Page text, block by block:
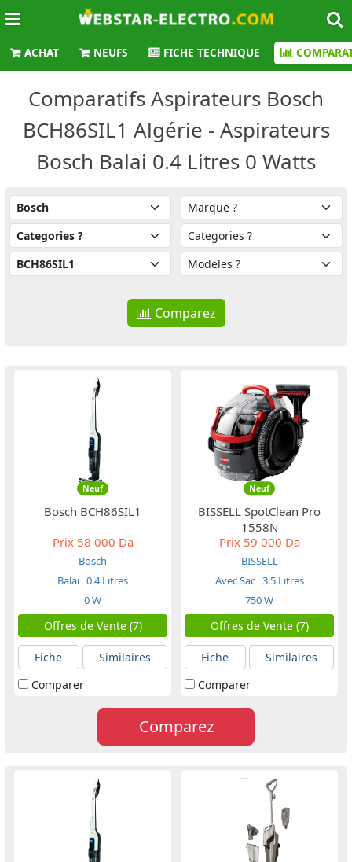
ACHAT NEUFS FICHE TECHNIQUE
Comparatifs Aspirateurs Bosch
BCH86SIL1 Algérie - Aspirateurs
Bosch Balai 0.4 Litres 0 Watts
Comparez
Neuf
Bosch BCH86SIL1
Prix58 000 Da
Bosch
Balai 0.4 Litres
0 W
Offres de Vente (7)
Fiche
Similaires
Comparer
Neuf
BISSELL SpotClean Pro
1558N
Prix59 000 Da
BISSELL
Avec Sac 3.5 Litres
750 W
Offres de Vente (7)
Fiche
Similaires
Comparer
Comparez